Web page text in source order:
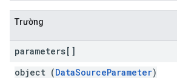
Trường
parameters[]
object (DataSourceParameter)